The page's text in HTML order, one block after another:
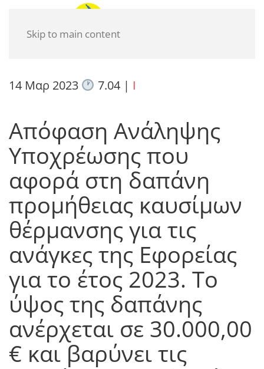
Skip to main content
14 Μαρ 2023 7.04| I
Απόφαση Ανάληψης
Υποχρέωσης που
αφορά στη δαπάνη
προμήθειας καυσίμων
θέρμανσης για τις
ανάγκες της Εφορείας
για το έτος 2023. Το
ύψος της δαπάνης
ανέρχεται σε 30.000,00
€ και βαρύνει τις